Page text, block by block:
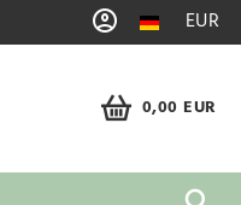
EUR
0,00 EUR